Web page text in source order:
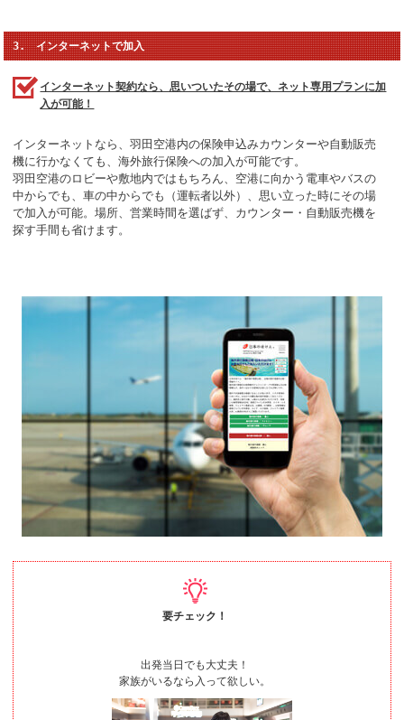
3. インターネットで加入
インターネット契約なら、思いついたその場で、ネット専用プランに加
入が可能！
インターネットなら、羽田空港内の保険申込みカウンターや自動販売
機に行かなくても、海外旅行保険への加入が可能です。
羽田空港のロビーや敷地内ではもちろん、空港に向かう電車やバスの
中からでも、車の中からでも（運転者以外）、思い立った時にその場
で加入が可能。場所、営業時間を選ばず、カウンター・自動販売機を
探す手間も省けます。
要チェック！
出発当日でも大丈夫！
家族がいるなら入って欲しい。